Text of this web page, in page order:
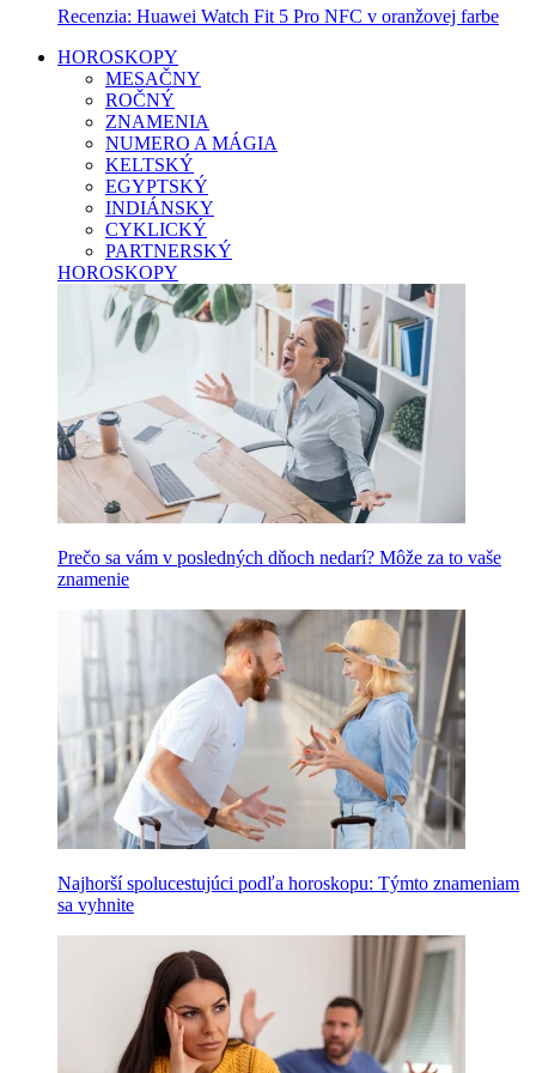
Recenzia: Huawei Watch Fit 5 Pro NFC v oranžovej farbe
HOROSKOPY
MESAČNY
ROČNÝ
ZNAMENIA
NUMERO A MÁGIA
KELTSKÝ
EGYPTSKÝ
INDIÁNSKY
CYKLICKÝ
PARTNERSKÝ
HOROSKOPY
Prečo sa vám v posledných dňoch nedarí? Môže za to vaše
znamenie
Najhorší spolucestujúci podľa horoskopu: Týmto znameniam
sa vyhnite